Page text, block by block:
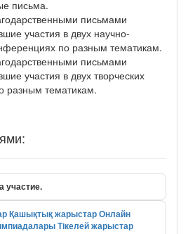
письма.
письмами
участия в двух научно-
по разным тематикам.
письмами
участия в двух творческих
разным тематикам.
участие.
Қашықтық жарыстарОнлайн
Тікелей жарыстар